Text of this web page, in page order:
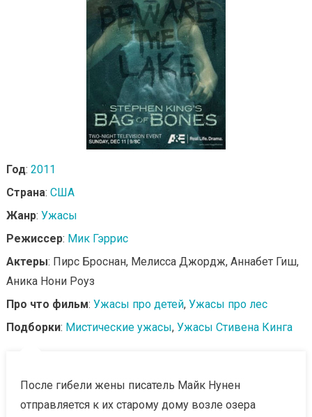
Год: 2011
Страна: США
Жанр: Ужасы
Режиссер: Мик Гэррис
Актеры: Пирс Броснан, Мелисса Джордж, Аннабет Гиш,
Аника Нони Роуз
Про что фильм: Ужасы про детей, Ужасы про лес
Подборки: Мистические ужасы, Ужасы Стивена Кинга
После гибели жены писатель Майк Нунен
отправляется к их старому дому возле озера